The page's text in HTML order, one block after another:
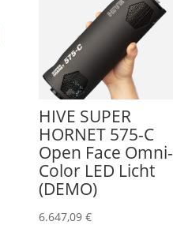
HIVE SUPER
HORNET 575-C
Open Face Omni-
Color LED Licht
(DEMO)
6.647,09€